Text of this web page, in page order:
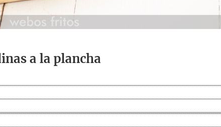
a la plancha